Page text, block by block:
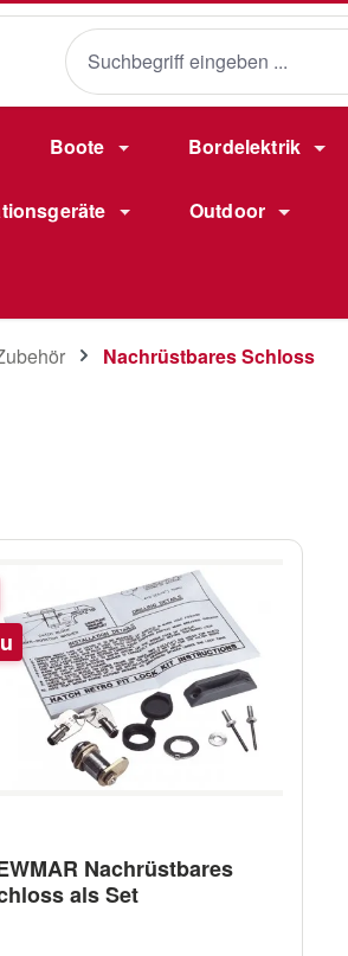
Boote Bordelektrik
Outdoor
Nachrüstbares Schloss
Nachrüstbares
als Set